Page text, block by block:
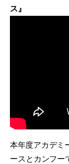
ス』
本年度アカデミ
ースとカンフー